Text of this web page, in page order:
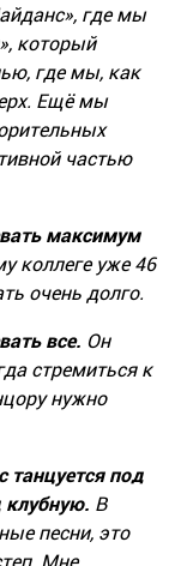
где мы
который
где мы, как
Ещё мы
частью
максимум
коллеге уже 46
очень долго.
все. Он
стремиться к
нужно
танцуется под
клубную. В
песни, это